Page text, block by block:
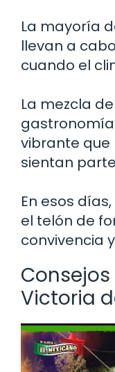
La mayoría
llevan a
cuando el
La mezcla
vibrante que
sientan
En esos
el telón de
convivencia
Victoria